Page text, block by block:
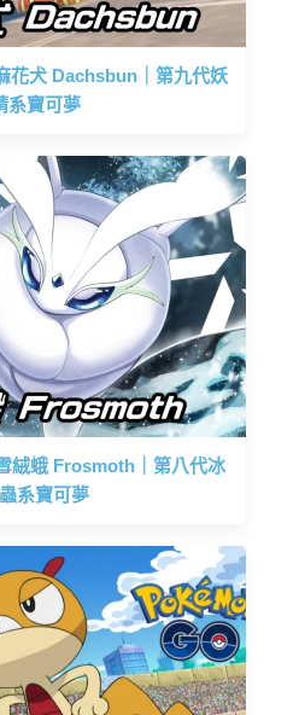
花犬 Dachsbun｜第九代妖
系寶可夢
絨蛾 Frosmoth｜第八代冰
系寶可夢